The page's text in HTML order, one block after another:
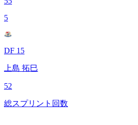
5
DF 15
上島 拓巳
52
総スプリント回数